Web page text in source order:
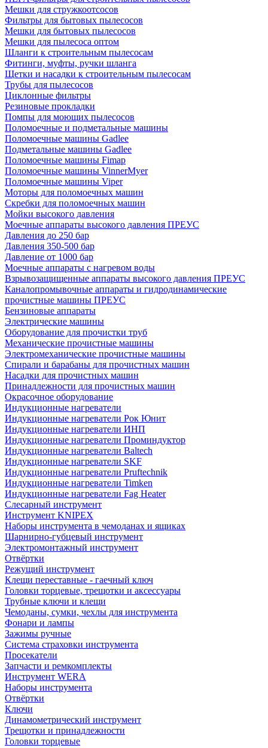
Мешки для стружкоотсосов
Фильтры для бытовых пылесосов
Мешки для бытовых пылесосов
Мешки для пылесоса оптом
Шланги к строительным пылесосам
Фитинги, муфты, ручки шланга
Щетки и насадки к строительным пылесосам
Трубы для пылесосов
Циклонные фильтры
Резиновые прокладки
Помпы для моющих пылесосов
Поломоечные и подметальные машины
Поломоечные машины Gadlee
Подметальные машины Gadlee
Поломоечные машины Fimap
Поломоечные машины VinnerMyer
Поломоечные машины Viper
Моторы для поломоечных машин
Скребки для поломоечных машин
Мойки высокого давления
Моечные аппараты высокого давления ПРЕУС
Давления до 250 бар
Давления 350-500 бар
Давление от 1000 бар
Моечные аппараты с нагревом воды
Взрывозащищенные аппараты высокого давления ПРЕУС
Каналопромывочные аппараты и гидродинамические
прочистные машины ПРЕУС
Бензиновые аппараты
Электрические машины
Оборудование для прочистки труб
Механические прочистные машины
Электромеханические прочистные машины
Спирали и барабаны для прочистных машин
Насадки для прочистных машин
Принадлежности для прочистных машин
Окрасочное оборудование
Индукционные нагреватели
Индукционные нагреватели Рок Юнит
Индукционные нагреватели ИНП
Индукционные нагреватели Проминдуктор
Индукционные нагреватели Baltech
Индукционные нагреватели SKF
Индукционные нагреватели Pruftechnik
Индукционные нагреватели Timken
Индукционные нагреватели Fag Heater
Слесарный инструмент
Инструмент KNIPEX
Наборы инструмента в чемоданах и ящиках
Шарнирно-губцевый инструмент
Электромонтажный инструмент
Отвёртки
Режущий инструмент
Клещи переставные - гаечный ключ
Головки торцевые, трещотки и аксессуары
Трубные ключи и клещи
Чемоданы, сумки, чехлы для инструмента
Фонари и лампы
Зажимы ручные
Система страховки инструмента
Просекатели
Запчасти и ремкомплекты
Инструмент WERA
Наборы инструмента
Отвёртки
Ключи
Динамометрический инструмент
Трещотки и принадлежности
Головки торцевые